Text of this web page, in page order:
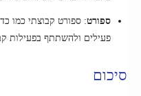
ספורט: ספורט קבוצתי כמו
פעילים ולהשתתף בפעילות
סיכום